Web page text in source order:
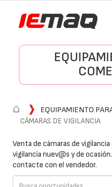
⌂
EQUIPAMIENTO
CÁMARAS DE VIGILANCIA
Venta de cámaras de
vigilancia nuev@s y de
contacte con el vendedor.